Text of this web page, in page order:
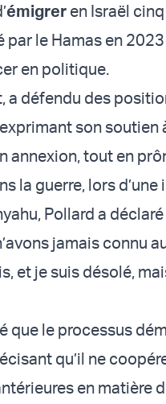
émigrer en Israël
par le Hamas en
en politique.
a défendu des
son
annexion, tout en
la guerre, lors
Pollard a
jamais connu
et je suis désolé,
que le processus
qu’il ne
en matière